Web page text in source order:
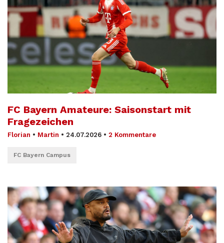
FC Bayern Amateure: Saisonstart mit
Fragezeichen
Florian • Martin • 24.07.2026 • 2 Kommentare
FC Bayern Campus